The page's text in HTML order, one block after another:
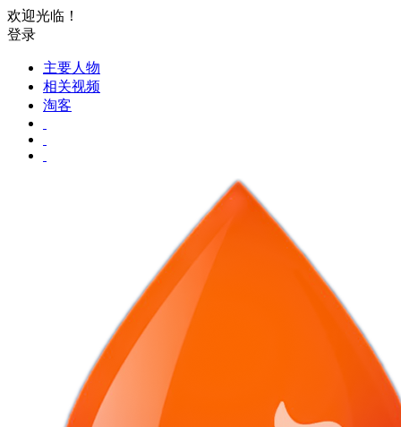
欢迎光临！
登录
主要人物
相关视频
淘客